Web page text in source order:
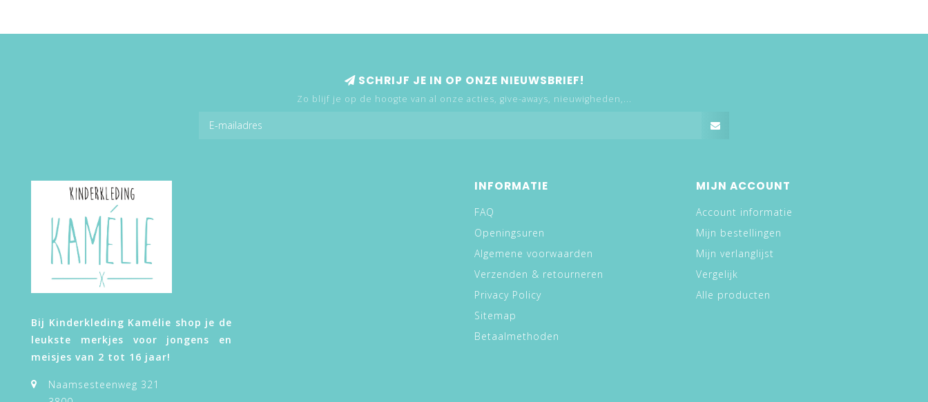
SCHRIJF JE IN OP ONZE NIEUWSBRIEF!
Zo blijf je op de hoogte van al onze acties, give-aways, nieuwigheden,...
Bij Kinderkleding Kamélie shop je de
leukste merkjes voor jongens en
meisjes van 2 tot 16 jaar!
Naamsesteenweg 321
INFORMATIE
FAQ
Openingsuren
Algemene voorwaarden
Verzenden & retourneren
Privacy Policy
Sitemap
Betaalmethoden
MIJN ACCOUNT
Account informatie
Mijn bestellingen
Mijn verlanglijst
Vergelijk
Alle producten